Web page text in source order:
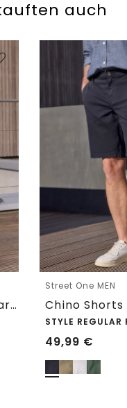
auch
Chino Shorts im Regular Fit mit Flexbund
Street One MEN
STYLE REGULAR
49,99 €